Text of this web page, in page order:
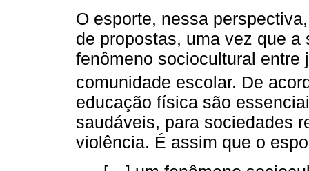
O esporte, nessa
de propostas, uma vez que
fenômeno sociocultural
comunidade escolar. De
educação física são
saudáveis, para sociedades
violência. É assim que o